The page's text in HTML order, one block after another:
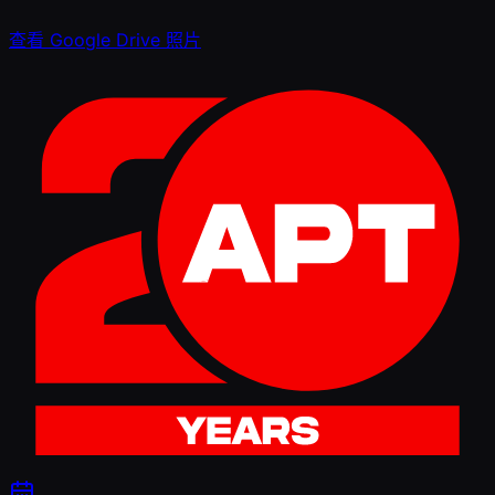
查看 Google Drive 照片